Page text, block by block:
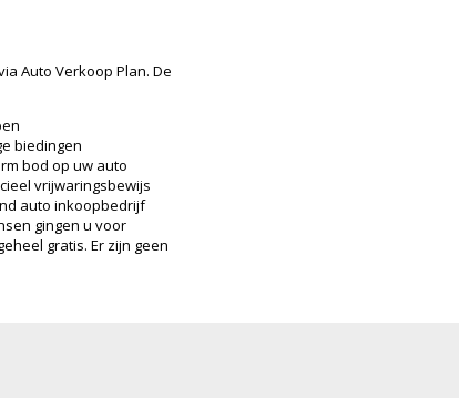
Auto Verkoop Plan. De
biedingen
bod op uw auto
vrijwaringsbewijs
auto inkoopbedrijf
gingen u voor
gratis. Er zijn geen